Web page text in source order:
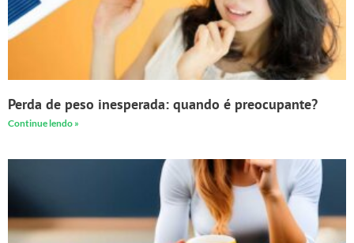
Perda de peso inesperada: quando é preocupante?
Continue lendo »